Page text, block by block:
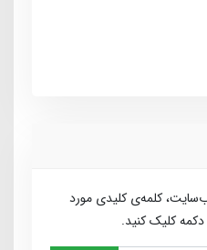
کلمه‌ی کلیدی مورد
کلیک کنید.